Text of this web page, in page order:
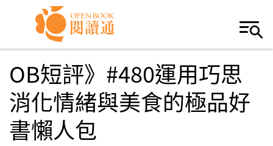
Skip to navigation
移至主內容
OB短評》#480運用巧思
消化情緒與美食的極品好
書懶人包